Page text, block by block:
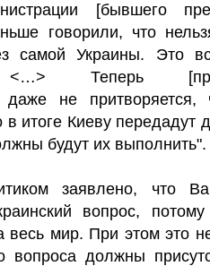
[бывшего
говорили, что
самой Украины. Это
Теперь
не притворяется,
итоге Киеву передадут
будут их выполнить".
заявлено, что
вопрос,
весь мир. При этом это
должны